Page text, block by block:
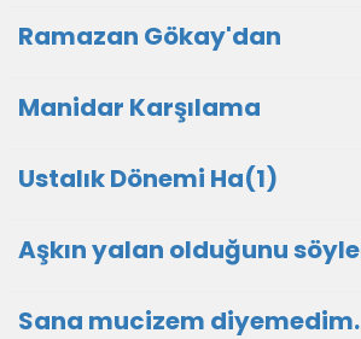
Ramazan Gökay'dan
Manidar Karşılama
Ustalık Dönemi Ha(1)
Aşkın yalan olduğunu
Sana mucizem